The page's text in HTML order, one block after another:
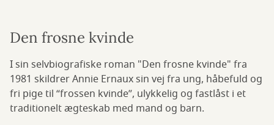
Den frosne kvinde
I sin selvbiografiske roman "Den frosne kvinde" fra
1981 skildrer Annie Ernaux sin vej fra ung, håbefuld og
fri pige til “frossen kvinde”, ulykkelig og fastlåst i et
traditionelt ægteskab med mand og barn.